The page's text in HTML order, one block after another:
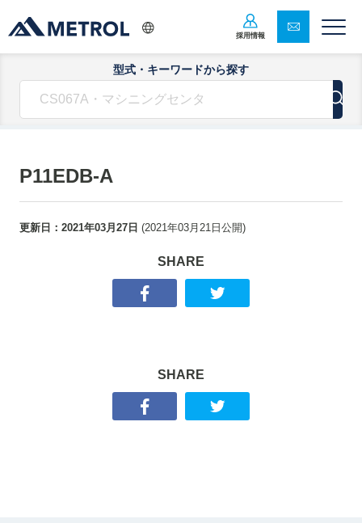
採用情報
型式・キーワードから探す
P11EDB-A
更新日： 2021年03月27日 (2021年03月21日 公開)
SHARE
SHARE